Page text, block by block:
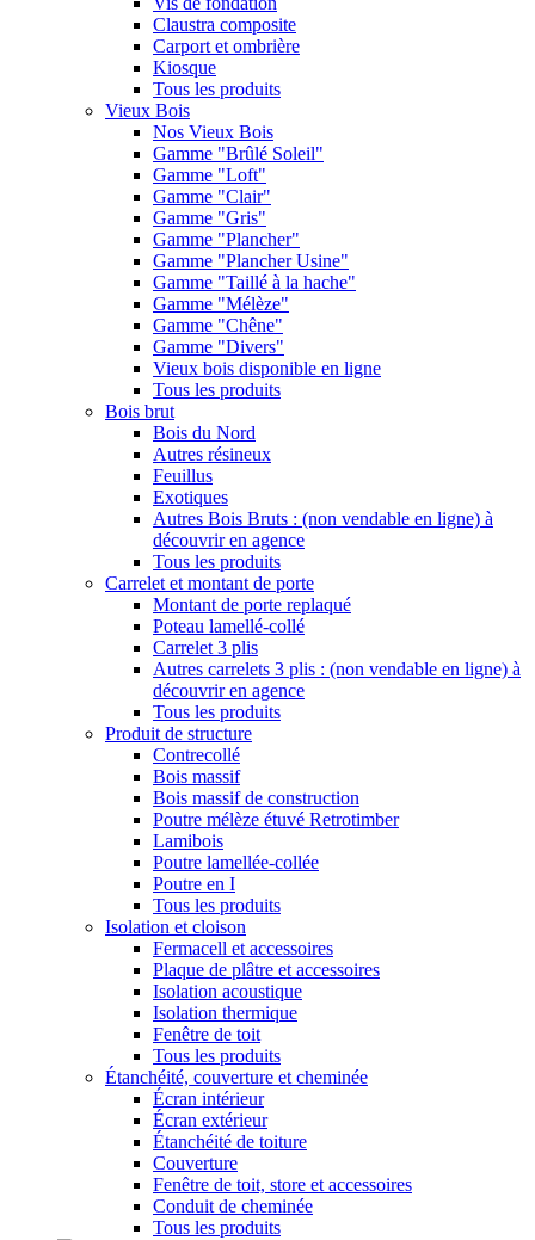
Claustra composite
Carport et ombrière
Kiosque
Tous les produits
Vieux Bois
Nos Vieux Bois
Gamme "Brûlé Soleil"
Gamme "Loft"
Gamme "Clair"
Gamme "Gris"
Gamme "Plancher"
Gamme "Plancher Usine"
Gamme "Taillé à la hache"
Gamme "Mélèze"
Gamme "Chêne"
Gamme "Divers"
Vieux bois disponible en ligne
Tous les produits
Bois brut
Bois du Nord
Autres résineux
Feuillus
Exotiques
Autres Bois Bruts : (non vendable en ligne) à
découvrir en agence
Tous les produits
Carrelet et montant de porte
Montant de porte replaqué
Poteau lamellé-collé
Carrelet 3 plis
Autres carrelets 3 plis : (non vendable en ligne) à
découvrir en agence
Tous les produits
Produit de structure
Contrecollé
Bois massif
Bois massif de construction
Poutre mélèze étuvé Retrotimber
Lamibois
Poutre lamellée-collée
Poutre en I
Tous les produits
Isolation et cloison
Fermacell et accessoires
Plaque de plâtre et accessoires
Isolation acoustique
Isolation thermique
Fenêtre de toit
Tous les produits
Étanchéité, couverture et cheminée
Écran intérieur
Écran extérieur
Étanchéité de toiture
Couverture
Fenêtre de toit, store et accessoires
Conduit de cheminée
Tous les produits